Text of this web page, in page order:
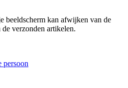
beeldscherm kan afwijken van de
verzonden artikelen.
persoon